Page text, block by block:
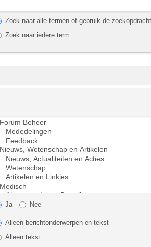
Zoek naar alle termen of gebruik de
Zoek naar iedere term
Ja Nee
Alleen berichtonderwerpen en tekst
Alleen tekst